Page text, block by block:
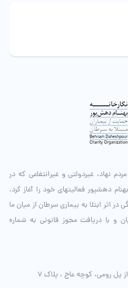
نهاد، غیردولتی و غیرانتفاعی که در
بهنام دهش­پور فعالیت­های خود را آغاز کرد.
سوم اسفند همان سال و در سن ۲۱ سالگی در اثر ابتلا به بیماری سرطان از میان ما
و با دریافت مجوز قانونی به شماره
پل رومی، کوچه عاج ، پلاک ۷